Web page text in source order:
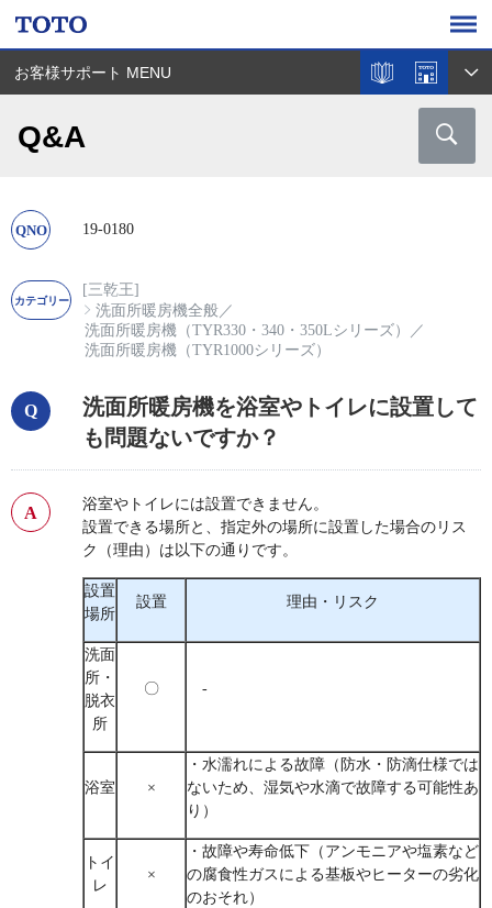
お客様サポート MENU
Q&A
19-0180
[三乾王]
洗面所暖房機全般／
洗面所暖房機（TYR330・340・350Lシリーズ）
／
洗面所暖房機（TYR1000シリーズ）
洗面所暖房機を浴室やトイレに設置して
も問題ないですか？
浴室やトイレには設置できません。
設置できる場所と、指定外の場所に設置した場合のリス
ク（理由）は以下の通りです。
設置
場所
設置 理由・リスク
洗面
所・
脱衣
所
〇 -
浴室 ×
・水濡れによる故障（防水・防滴仕様では
ないため、湿気や水滴で故障する可能性あ
り）
トイ
レ
×
・故障や寿命低下（アンモニアや塩素など
の腐食性ガスによる基板やヒーターの劣化
のおそれ）